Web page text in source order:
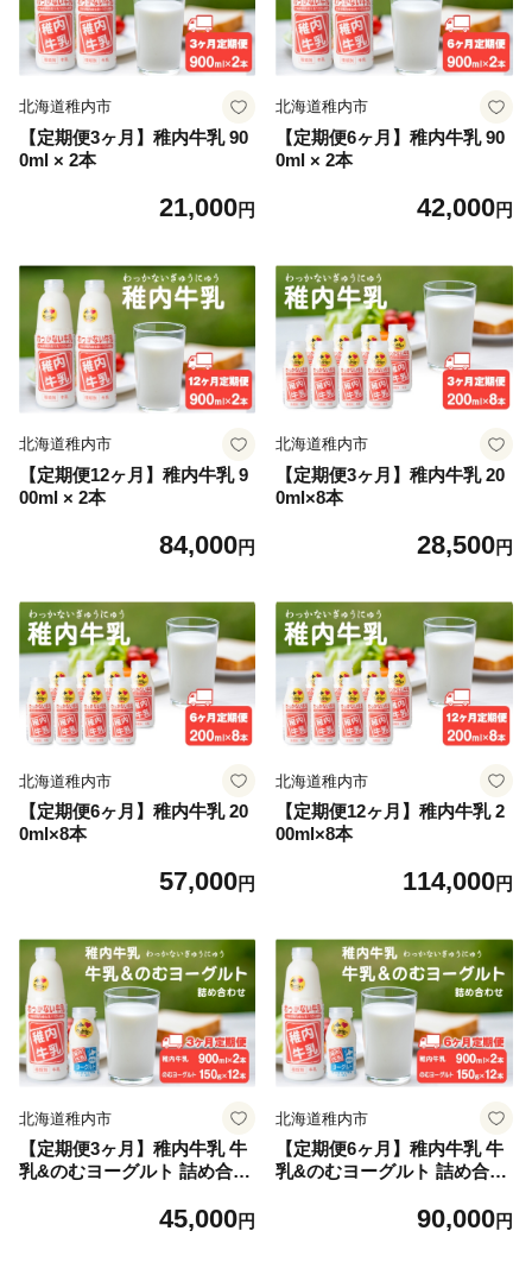
北海道稚内市
【定期便3ヶ月】稚内牛乳 90
0ml × 2本
21,000円
北海道稚内市
【定期便6ヶ月】稚内牛乳 90
0ml × 2本
42,000円
北海道稚内市
【定期便12ヶ月】稚内牛乳 9
00ml × 2本
84,000円
北海道稚内市
【定期便3ヶ月】稚内牛乳 20
0ml×8本
28,500円
北海道稚内市
【定期便6ヶ月】稚内牛乳 20
0ml×8本
57,000円
北海道稚内市
【定期便12ヶ月】稚内牛乳 2
00ml×8本
114,000円
北海道稚内市
【定期便3ヶ月】稚内牛乳 牛
乳&のむヨーグルト 詰め合わ
45,000円
北海道稚内市
【定期便6ヶ月】稚内牛乳 牛
乳&のむヨーグルト 詰め合わ
90,000円